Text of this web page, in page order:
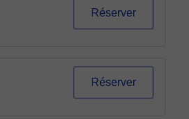
Réserver
Réserver